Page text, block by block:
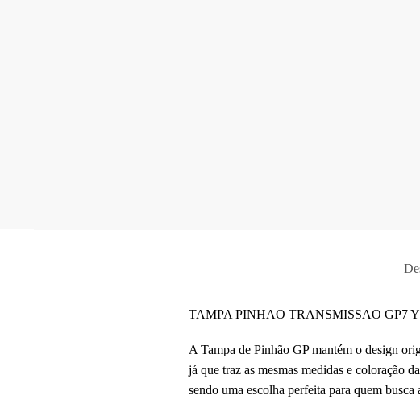
TAMPA PINHAO TRANSMISSAO GP7
A Tampa de Pinhão GP mantém o design
já que traz as mesmas medidas e coloração
sendo uma escolha perfeita para quem